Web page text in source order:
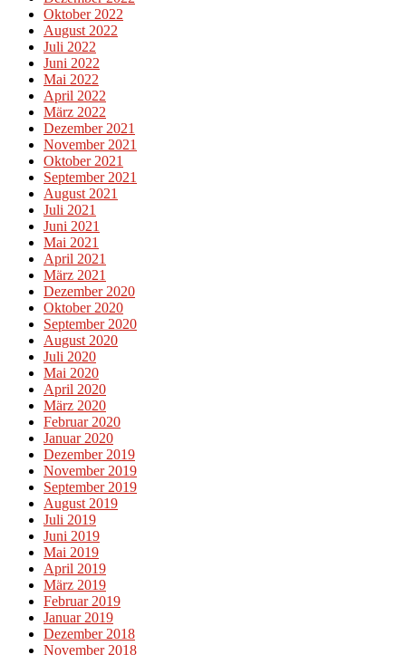
Oktober 2022
August 2022
Juli 2022
Juni 2022
Mai 2022
April 2022
März 2022
Dezember 2021
November 2021
Oktober 2021
September 2021
August 2021
Juli 2021
Juni 2021
Mai 2021
April 2021
März 2021
Dezember 2020
Oktober 2020
September 2020
August 2020
Juli 2020
Mai 2020
April 2020
März 2020
Februar 2020
Januar 2020
Dezember 2019
November 2019
September 2019
August 2019
Juli 2019
Juni 2019
Mai 2019
April 2019
März 2019
Februar 2019
Januar 2019
Dezember 2018
November 2018